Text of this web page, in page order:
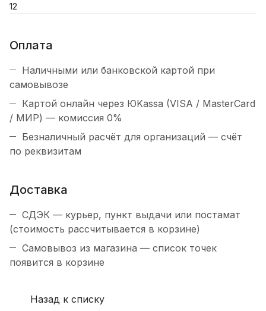
12
Оплата
Наличными или банковской картой при
самовывозе
Картой онлайн через ЮKassa (VISA / MasterCard
/ МИР) — комиссия 0%
Безналичный расчёт для организаций — счёт
по реквизитам
Доставка
СДЭК — курьер, пункт выдачи или постамат
(стоимость рассчитывается в корзине)
Самовывоз из магазина — список точек
появится в корзине
Назад к списку